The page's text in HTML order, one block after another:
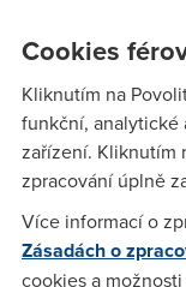
zlevnil o
Podle nové zprávy
2004 v Evropě k
průměru...
23. 11. 2004
Cookies
Kliknutím na
funkční, analytické
zařízení. Kliknutím
zpracování úplně
Více informací o
Zásadách o
cookies a